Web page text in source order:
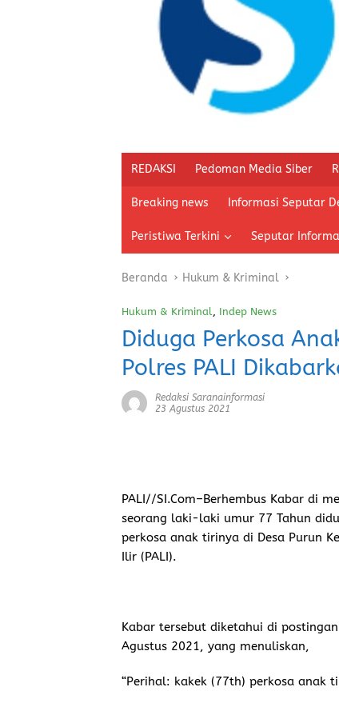
REDAKSI Pedoman Media Siber
Breaking news Informasi Seputar
Peristiwa Terkini Seputar
Beranda Hukum & Kriminal
Hukum & Kriminal Indep News
Diduga Perkosa
Polres PALI
Redaksi Saranainformasi
23 Agustus 2021
PALI//SI.Com–Berhembus Kabar di
seorang laki-laki umur 77 Tahun
perkosa anak tirinya di Desa Purun
Ilir (PALI).
Kabar tersebut diketahui di
Agustus 2021, yang menuliskan,
“Perihal: kakek (77th) perkosa anak